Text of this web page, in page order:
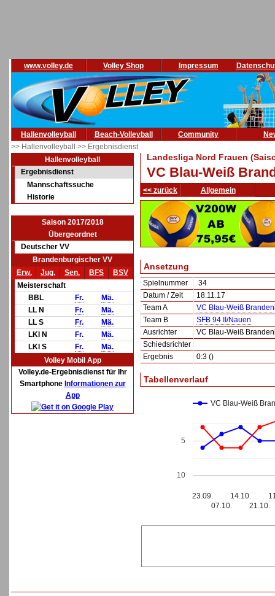
www.volley.de Volley Shop Impressum
Hallenvolleyball Beach-Volleyball Community
>> Hallenvolleyball >> Ergebnisdienst
Hallenvolleyball
Ergebnisdienst
Mannschaftssuche
Historie
Saison 2017/2018
Übergeordnet
Deutscher VV
Brandenburgischer VV
Erw.
Jug. Sen. BFS
BSV
Meisterschaft
BBL
Fr.
Mä.
LL N
Fr.
Mä.
LL S
Fr.
Mä.
LKl N
Fr.
Mä.
LKl S
Fr.
Mä.
Volley Mobil App
Volley.de-Ergebnisdienst für Ihr
Smartphone Informationen zur
App
Landesliga Nord Frauen
VC Blau-Weiß
<< zurück Allgemein
Ansetzung
Spielnummer
34
Datum / Zeit
18.11.17
Team A
VC Blau-Weiß
Team B
SFB 94 II/Nauen
Ausrichter
VC Blau-Weiß
Schiedsrichter
Ergebnis
0:3 ()
Tabellenverlauf
VC Blau-Weiß
23.09.
07.10.
14.10.
21.10.
5
10